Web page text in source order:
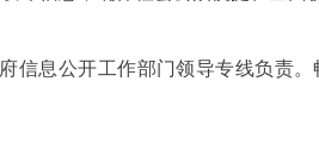
信息公开工作部门领导专线负责